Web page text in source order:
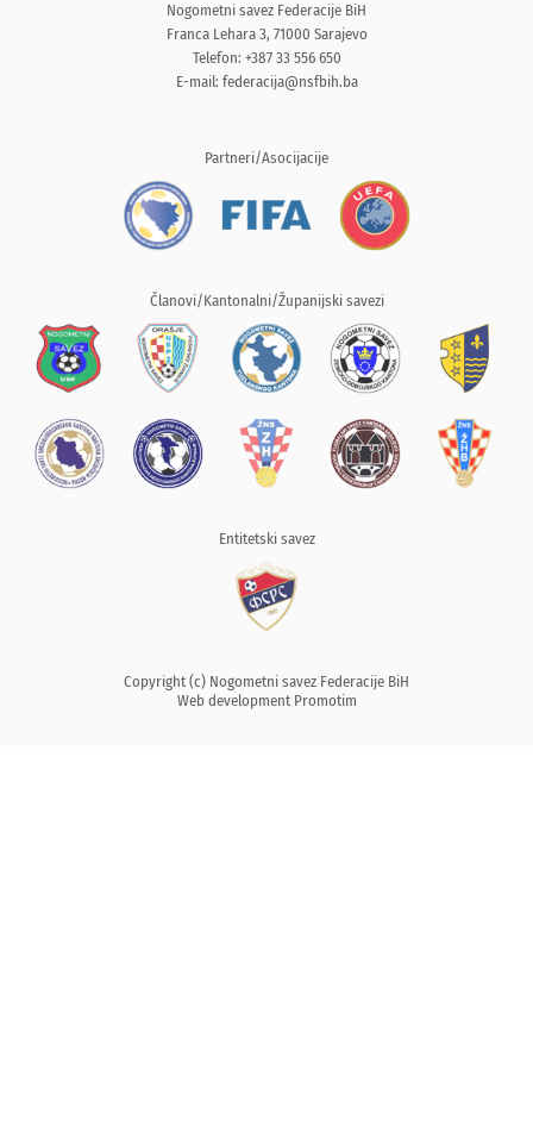
Nogometni savez Federacije BiH
Franca Lehara 3, 71000 Sarajevo
Telefon: +387 33 556 650
E-mail: federacija@nsfbih.ba
Partneri/Asocijacije
Članovi/Kantonalni/Županijski savezi
Entitetski savez
Copyright (c) Nogometni savez Federacije BiH
Web development Promotim